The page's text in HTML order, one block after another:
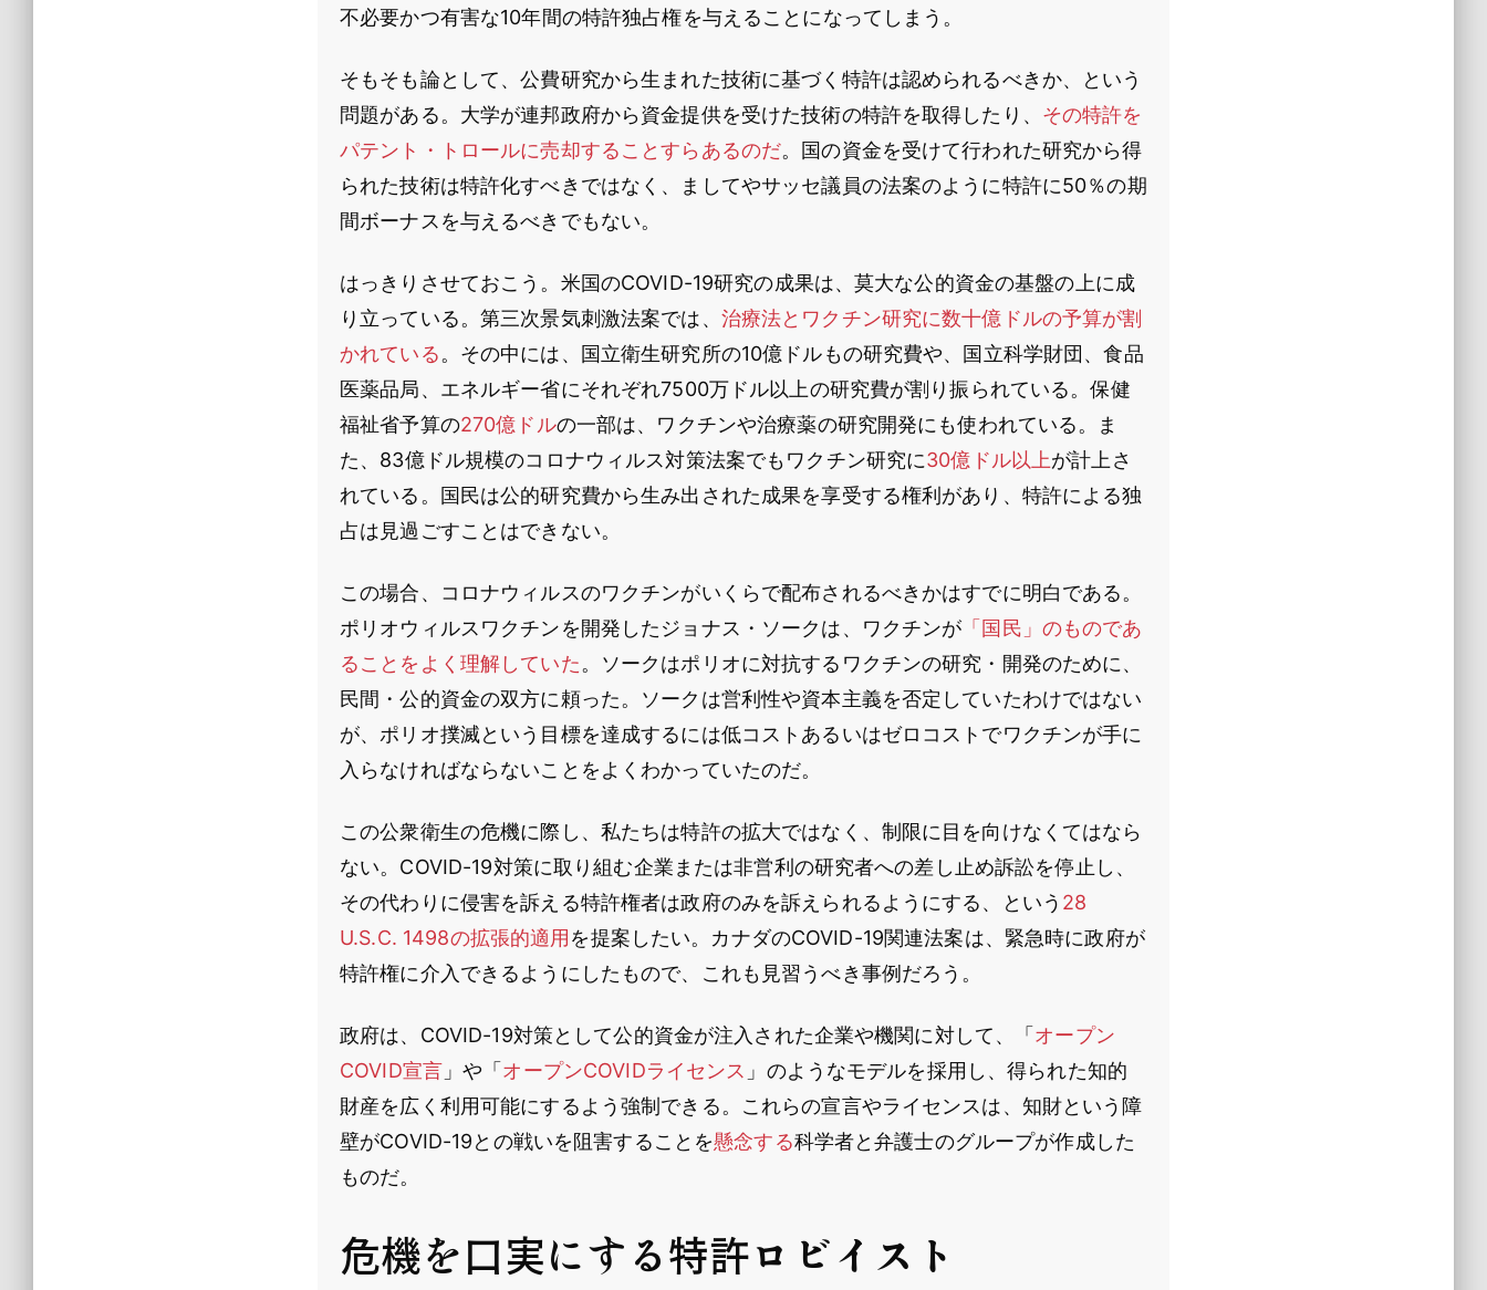
不必要かつ有害な10年間の特許独占権を与えることになってしまう。
そもそも論として、公費研究から生まれた技術に基づく特許は認められるべきか、という
問題がある。大学が連邦政府から資金提供を受けた技術の特許を取得したり、 その特許を
パテント・トロールに売却することすらあるのだ。国の資金を受けて行われた研究から得
られた技術は特許化すべきではなく、ましてやサッセ議員の法案のように特許に50％の期
間ボーナスを与えるべきでもない。
はっきりさせておこう。米国のCOVID-19研究の成果は、莫大な公的資金の基盤の上に成
り立っている。第三次景気刺激法案では、 治療法とワクチン研究に数十億ドルの予算が割
かれている。その中には、国立衛生研究所の10億ドルもの研究費や、国立科学財団、食品
医薬品局、エネルギー省にそれぞれ7500万ドル以上の研究費が割り振られている。保健
福祉省予算の270億ドルの一部は、ワクチンや治療薬の研究開発にも使われている。ま
た、83億ドル規模のコロナウィルス対策法案でもワクチン研究に30億ドル以上が計上さ
れている。国民は公的研究費から生み出された成果を享受する権利があり、特許による独
占は見過ごすことはできない。
この場合、コロナウィルスのワクチンがいくらで配布されるべきかはすでに明白である。
ポリオウィルスワクチンを開発したジョナス・ソークは、ワクチンが 「国民」のものであ
ることをよく理解していた。ソークはポリオに対抗するワクチンの研究・開発のために、
民間・公的資金の双方に頼った。ソークは営利性や資本主義を否定していたわけではない
が、ポリオ撲滅という目標を達成するには低コストあるいはゼロコストでワクチンが手に
入らなければならないことをよくわかっていたのだ。
この公衆衛生の危機に際し、私たちは特許の拡大ではなく、制限に目を向けなくてはなら
ない。COVID-19対策に取り組む企業または非営利の研究者への差し止め訴訟を停止し、
その代わりに侵害を訴える特許権者は政府のみを訴えられるようにする、という 28
U.S.C. 1498の拡張的適用 を提案したい。カナダのCOVID-19関連法案は、緊急時に政府が
特許権に介入できるようにしたもので、これも見習うべき事例だろう。
政府は、COVID-19対策として公的資金が注入された企業や機関に対して、「 オープン
COVID宣言」や「 オープンCOVIDライセンス 」のようなモデルを採用し、得られた知的
財産を広く利用可能にするよう強制できる。これらの宣言やライセンスは、知財という障
壁がCOVID-19との戦いを阻害することを懸念する科学者と弁護士のグループが作成した
ものだ。
危機を口実にする特許ロビイスト